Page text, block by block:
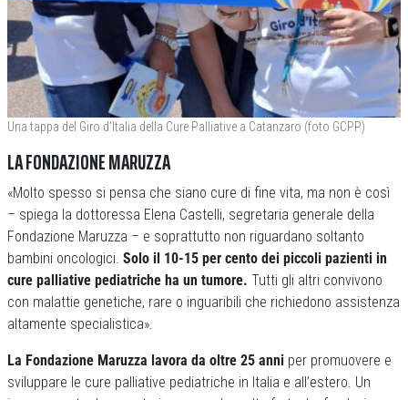
Una tappa del Giro d’Italia della Cure Palliative a Catanzaro (foto GCPP)
LA FONDAZIONE MARUZZA
«Molto spesso si pensa che siano cure di fine vita, ma non è così
– spiega la dottoressa Elena Castelli, segretaria generale della
Fondazione Maruzza – e soprattutto non riguardano soltanto
bambini oncologici. Solo il 10-15 per cento dei piccoli pazienti in
cure palliative pediatriche ha un tumore. Tutti gli altri convivono
con malattie genetiche, rare o inguaribili che richiedono assistenza
altamente specialistica».
La Fondazione Maruzza lavora da oltre 25 anni per promuovere e
sviluppare le cure palliative pediatriche in Italia e all’estero. Un